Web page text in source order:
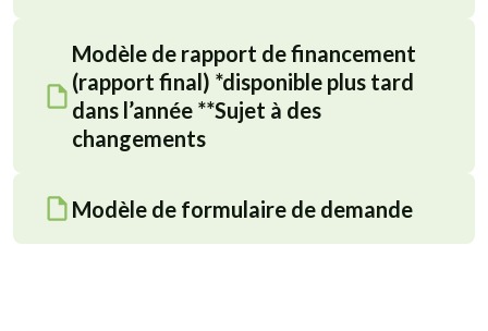
Modèle de rapport de financement
(rapport final) *disponible plus tard
dans l’année **Sujet à des
changements
Modèle de formulaire de demande